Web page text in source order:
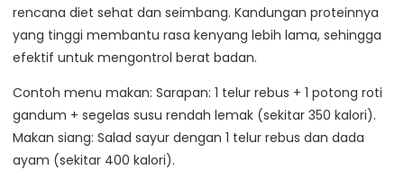
rencana diet sehat dan seimbang. Kandungan proteinnya
yang tinggi membantu rasa kenyang lebih lama, sehingga
efektif untuk mengontrol berat badan.
Contoh menu makan: Sarapan: 1 telur rebus + 1 potong roti
gandum + segelas susu rendah lemak (sekitar 350 kalori).
Makan siang: Salad sayur dengan 1 telur rebus dan dada
ayam (sekitar 400 kalori).